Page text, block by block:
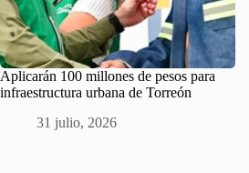
Aplicarán 100 millones de pesos para
infraestructura urbana de Torreón
31 julio, 2026